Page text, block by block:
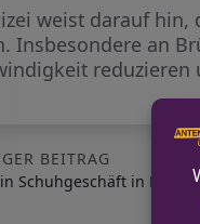
weist darauf hin,
Insbesondere an
BEITRAG
Schuhgeschäft in